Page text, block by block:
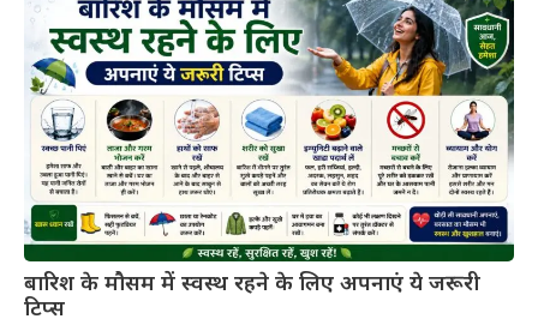
बारिश के मौसम में स्वस्थ रहने के लिए अपनाएं ये जरूरी
टिप्स